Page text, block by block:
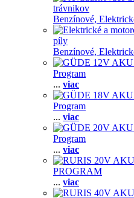
trávnikov
Benzínové,
píly
Benzínové,
Program
... viac
Program
... viac
Program
... viac
PROGRAM
... viac